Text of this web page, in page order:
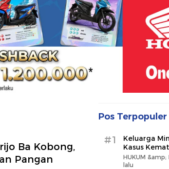
Ba Kobong,
Pangan
Pos Terpopuler
#1
Keluarga
Kasus
HUKUM &amp;
lalu